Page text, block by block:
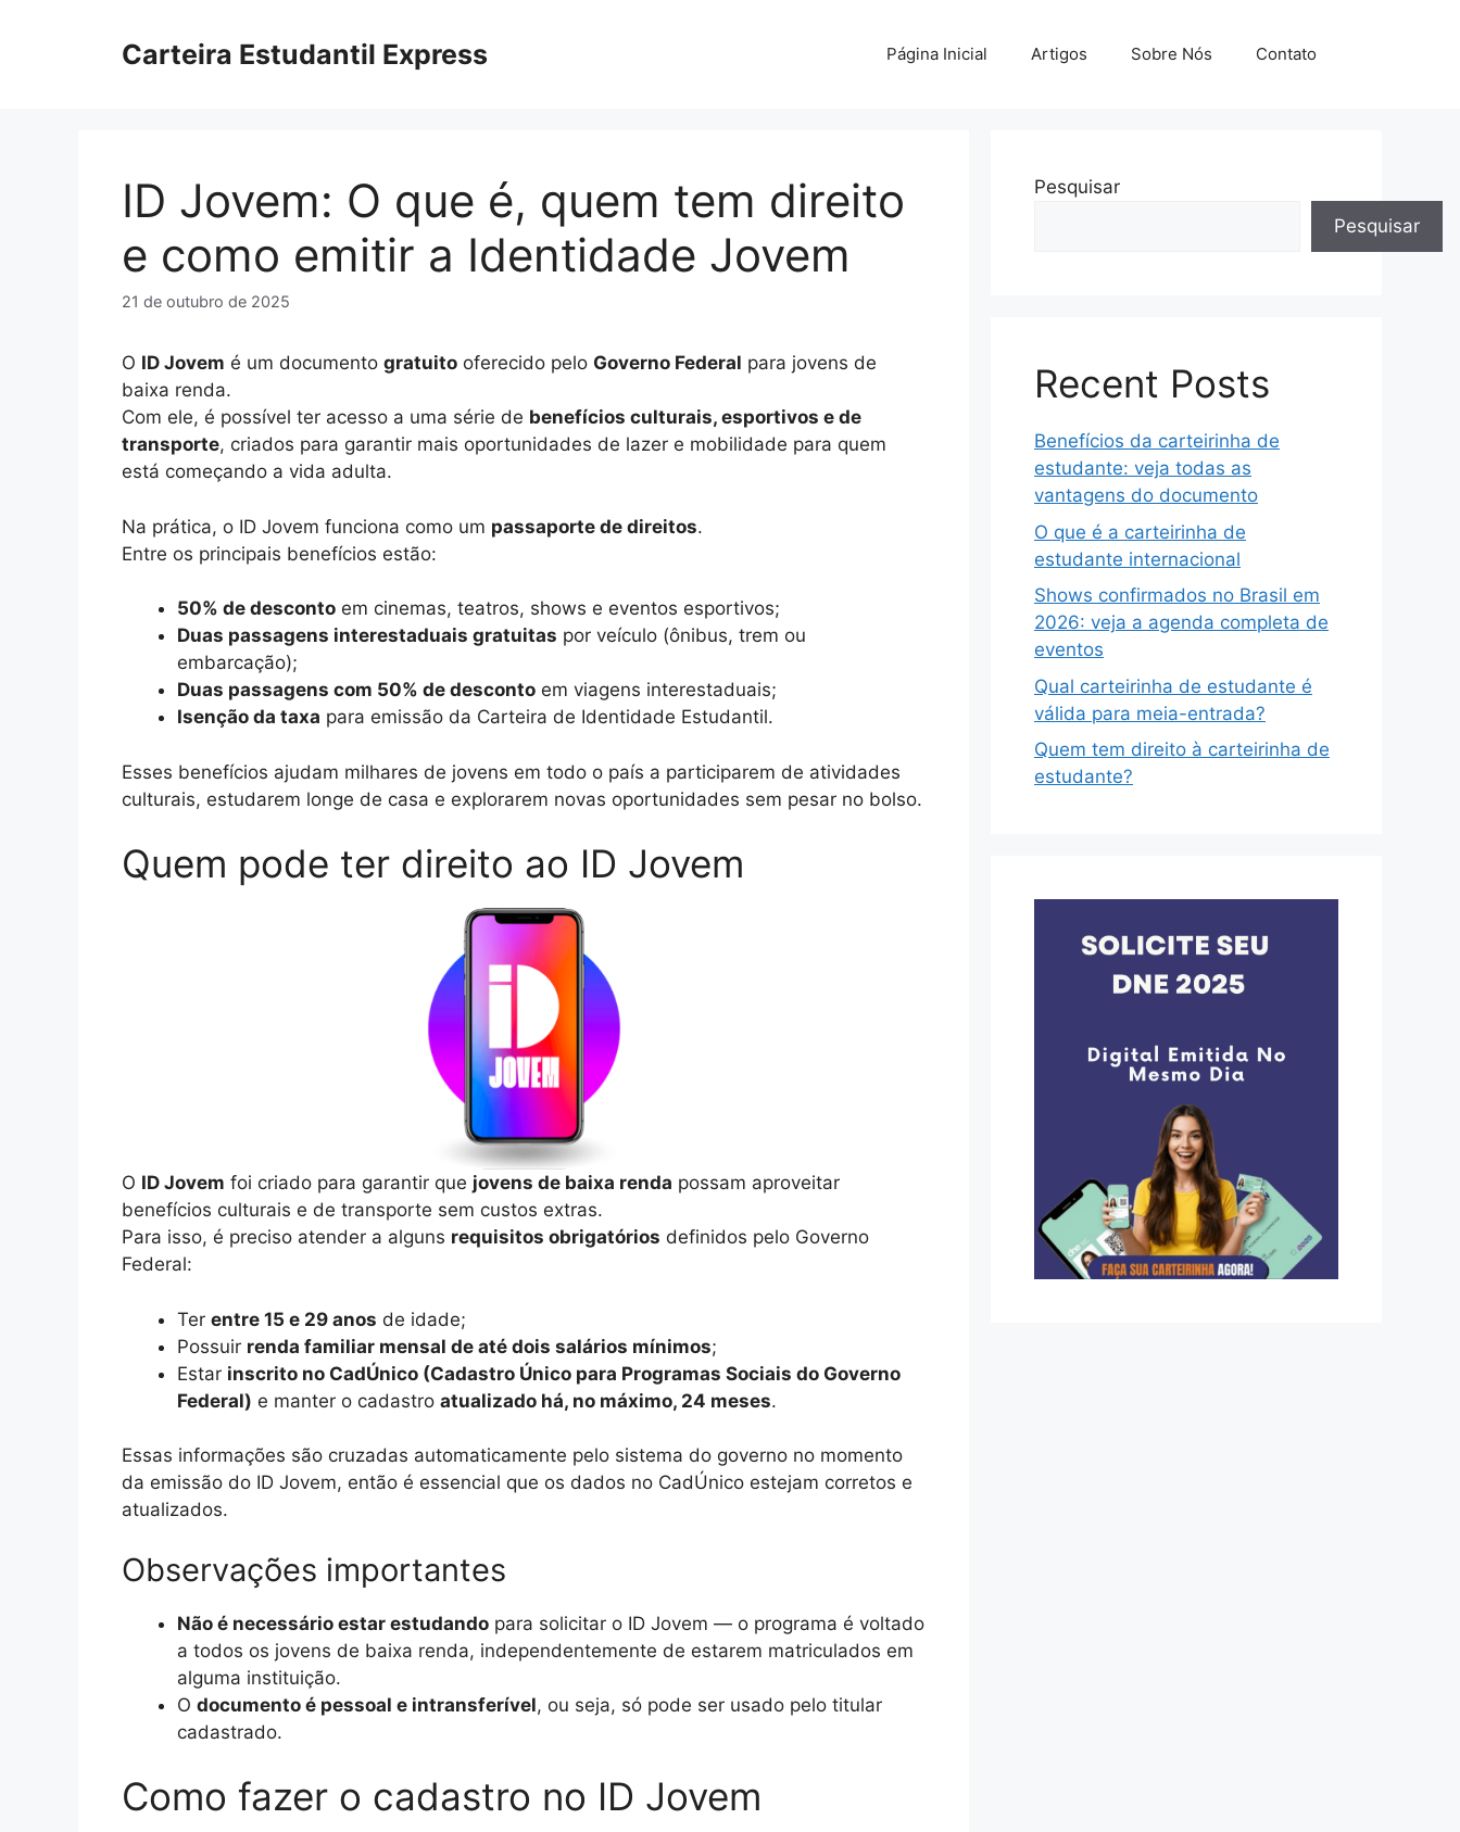
Carteira Estudantil Express Página Inicial Artigos Sobre Nós Contato
ID Jovem: O que é, quem tem direito
e como emitir a Identidade Jovem
21 de outubro de 2025
O ID Jovem é um documento gratuito oferecido pelo Governo Federal para jovens de
baixa renda.
Com ele, é possível ter acesso a uma série de benefícios culturais, esportivos e de
transporte, criados para garantir mais oportunidades de lazer e mobilidade para quem
está começando a vida adulta.
Na prática, o ID Jovem funciona como um passaporte de direitos.
Entre os principais benefícios estão:
50% de desconto em cinemas, teatros, shows e eventos esportivos;
Duas passagens interestaduais gratuitas por veículo (ônibus, trem ou
embarcação);
Duas passagens com 50% de desconto em viagens interestaduais;
Isenção da taxa para emissão da Carteira de Identidade Estudantil.
Esses benefícios ajudam milhares de jovens em todo o país a participarem de atividades
culturais, estudarem longe de casa e explorarem novas oportunidades sem pesar no bolso.
Quem pode ter direito ao ID Jovem
O ID Jovem foi criado para garantir que jovens de baixa renda possam aproveitar
benefícios culturais e de transporte sem custos extras.
Para isso, é preciso atender a alguns requisitos obrigatórios definidos pelo Governo
Federal:
Ter entre 15 e 29 anos de idade;
Possuir renda familiar mensal de até dois salários mínimos;
Estar inscrito no CadÚnico (Cadastro Único para Programas Sociais do Governo
Federal) e manter o cadastro atualizado há, no máximo, 24 meses.
Essas informações são cruzadas automaticamente pelo sistema do governo no momento
da emissão do ID Jovem, então é essencial que os dados no CadÚnico estejam corretos e
atualizados.
Observações importantes
Não é necessário estar estudando para solicitar o ID Jovem — o programa é voltado
a todos os jovens de baixa renda, independentemente de estarem matriculados em
alguma instituição.
O documento é pessoal e intransferível, ou seja, só pode ser usado pelo titular
cadastrado.
Como fazer o cadastro no ID Jovem
Pesquisar
Pesquisar
Recent Posts
Benefícios da carteirinha de
estudante: veja todas as
vantagens do documento
O que é a carteirinha de
estudante internacional
Shows confirmados no Brasil em
2026: veja a agenda completa de
eventos
Qual carteirinha de estudante é
válida para meia-entrada?
Quem tem direito à carteirinha de
estudante?